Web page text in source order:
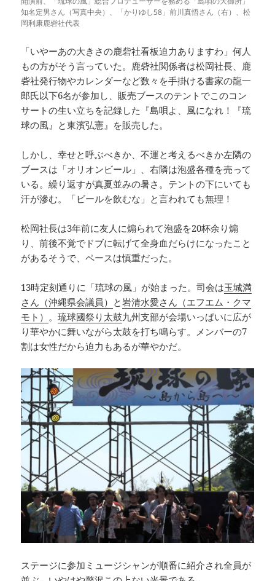
知名定男さん（写真中央）、「かりゆし58」前川真悟さん（右）、松
岡利康鹿砦社代表
「いやーあの大きさの鹿砦社看板迫力ありますわ」何人
もの方がそう言っていた。鹿砦社関係者は松岡社長、鹿
砦社発行物やカレンダーなど数々を手掛ける書家の龍一
郎氏以下6名が参加し、販売ブースのテントでこのコン
サートの生い立ちを記録した『島唄よ、風になれ！『琉
球の風』と東濱弘憲』を販売した。
しかし、幸せと呼ぶべきか、不運と考えるべきか左隣の
ブースは「オリオンビール」、右隣は泡盛各種を売って
いる。繰り返すが真夏並みの暑さ。テントの下にいても
汗が滲む。「ビールを飲むな」と言われても無理！
松岡社長は3年前に友人に煽られて泡盛を20杯余り煽
り、前後不覚でドブに転げて全身血だらけになったこと
があるそうで、ペースは慎重だった。
13時定刻通りに「琉球の風」が始まった。司会は玉城満
さん（沖縄県会議員） と岩清水愛さん（エフエム・クマ
モト） 。琉球國祭り太鼓九州支部が会場いっぱいに広が
り華やかに舞いながら太鼓を打ち鳴らす。メンバーの7
割は女性だから迫力もあるが華やかだ。
ステージに参加ミュージシャンが順番に紹介され全員が